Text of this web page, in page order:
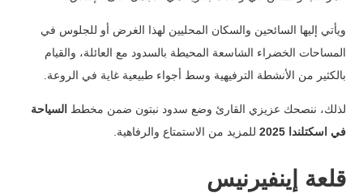
ويأتي إليها السائحين والسكان المحليين لهذا الغرض أو للجلوس في
المساحات الخضراء الشاسعة المحيطة بالسدود مع العائلة، والقيام
بالكثير من الأنشطة الترفيهية وسط أجواء طبيعية غاية في الروعة.
لذلك، ننصحك عزيزي القارئ وضع سدود نبتون ضمن مخطط السياحة
في اسكتلندا 2025
للمزيد من الاستمتاع والرفاهية.
قلعة إينفيرنيس